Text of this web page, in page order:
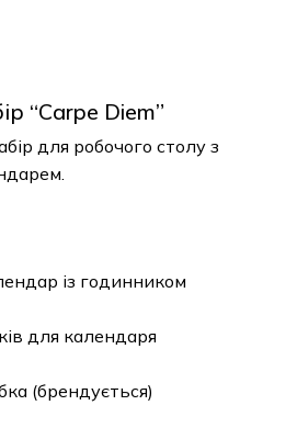
“Carpe Diem”
для робочого столу з
із годинником
для календаря
(брендується)